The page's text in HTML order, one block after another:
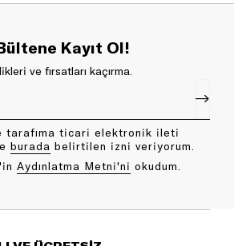
Kayıt Ol!
ve fırsatları kaçırma.
tarafıma ticari elektronik ileti
bu rada belirtilen izni veriyorum.
Aydınlatma Metni'ni okudum.